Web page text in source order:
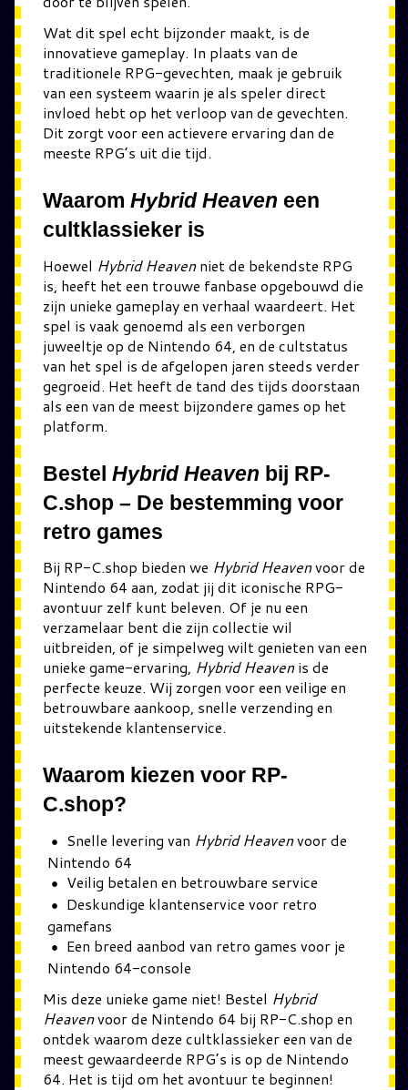
Wat dit spel echt bijzonder maakt, is de
innovatieve gameplay. In plaats van de
traditionele RPG-gevechten, maak je gebruik
van een systeem waarin je als speler direct
invloed hebt op het verloop van de gevechten.
Dit zorgt voor een actievere ervaring dan de
meeste RPG’s uit die tijd.
Waarom Hybrid Heaven een
cultklassieker is
Hoewel Hybrid Heavenniet de bekendste RPG
is, heeft het een trouwe fanbase opgebouwd die
zijn unieke gameplay en verhaal waardeert. Het
spel is vaak genoemd als een verborgen
juweeltje op de Nintendo 64, en de cultstatus
van het spel is de afgelopen jaren steeds verder
gegroeid. Het heeft de tand des tijds doorstaan
als een van de meest bijzondere games op het
platform.
Bestel Hybrid Heaven bij RP-
C.shop – De bestemming voor
retro games
Bij RP-C.shop bieden we Hybrid Heavenvoor de
Nintendo 64 aan, zodat jij dit iconische RPG-
avontuur zelf kunt beleven. Of je nu een
verzamelaar bent die zijn collectie wil
uitbreiden, of je simpelweg wilt genieten van een
unieke game-ervaring, Hybrid Heavenis de
perfecte keuze. Wij zorgen voor een veilige en
betrouwbare aankoop, snelle verzending en
uitstekende klantenservice.
Waarom kiezen voor RP-
C.shop?
Snelle levering van Hybrid Heavenvoor de
Nintendo 64
Veilig betalen en betrouwbare service
Deskundige klantenservice voor retro
gamefans
Een breed aanbod van retro games voor je
Nintendo 64-console
Mis deze unieke game niet! Bestel Hybrid
Heavenvoor de Nintendo 64 bij RP-C.shop en
ontdek waarom deze cultklassieker een van de
meest gewaardeerde RPG’s is op de Nintendo
64. Het is tijd om het avontuur te beginnen!